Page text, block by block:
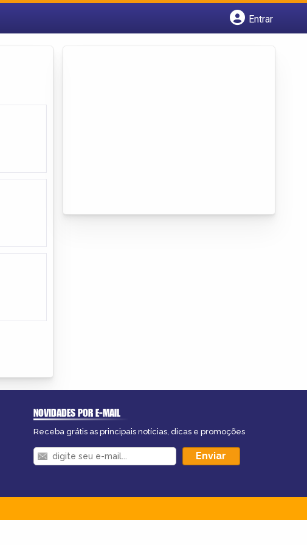
Entrar
NOVIDADES POR E-MAIL
Receba grátis as principais notícias, dicas e promoções